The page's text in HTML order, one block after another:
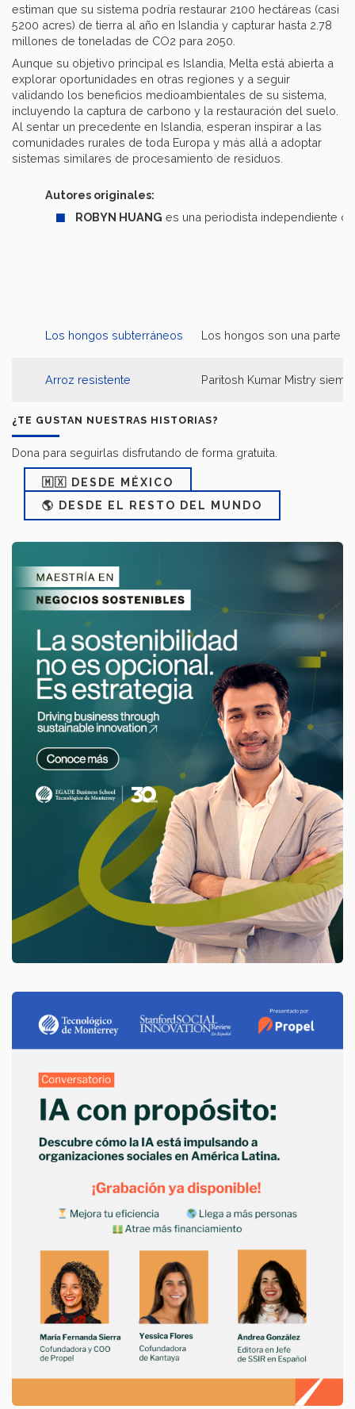
estiman que su sistema podría restaurar 2100 hectáreas (casi
5200 acres) de tierra al año en Islandia y capturar hasta 2.78
millones de toneladas de CO2 para 2050.
Aunque su objetivo principal es Islandia, Melta está abierta a
explorar oportunidades en otras regiones y a seguir
validando los beneficios medioambientales de su sistema,
incluyendo la captura de carbono y la restauración del suelo.
Al sentar un precedente en Islandia, esperan inspirar a las
comunidades rurales de toda Europa y más allá a adoptar
sistemas similares de procesamiento de residuos.
Autores originales:
ROBYN HUANG es una periodista independiente
Los hongos subterráneos Los hongos son una parte
Arroz resistente Paritosh Kumar Mistry
¿TE GUSTAN NUESTRAS HISTORIAS?
Dona para seguirlas disfrutando de forma gratuita.
🇲🇽 DESDE MÉXICO
🌎 DESDE EL RESTO DEL MUNDO